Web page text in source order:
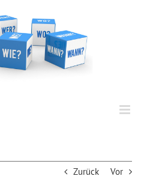
Zurück Vor